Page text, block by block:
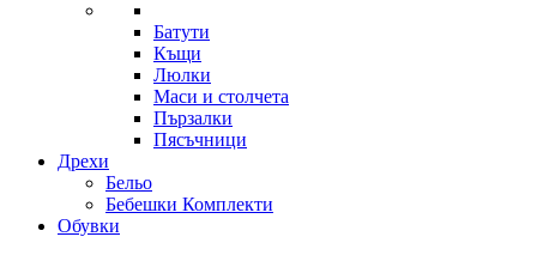
Батути
Къщи
Люлки
Маси и столчета
Пързалки
Пясъчници
Дрехи
Бельо
Бебешки Комплекти
Обувки